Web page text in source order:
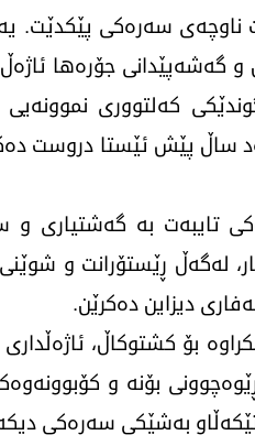
سەرەکی پێکدێت.
و گەشەپێدانی جۆرەها
کەلتووری
پێش ئێستا دروست
تایبەت بە گەشتیاری و
لەگەڵ ڕێستۆرانت و
دیزاین دەکرێن.
بۆ کشتوکاڵ،
بۆنە و
بەشێکی سەرەکی